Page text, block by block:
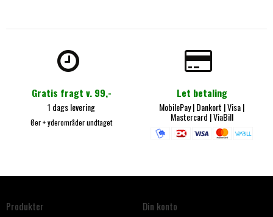
Gratis fragt v. 99,-
1 dags levering
Øer + yderområder undtaget
Let betaling
MobilePay| Dankort |Visa |
Mastercard |ViaBill
Produkter Din konto